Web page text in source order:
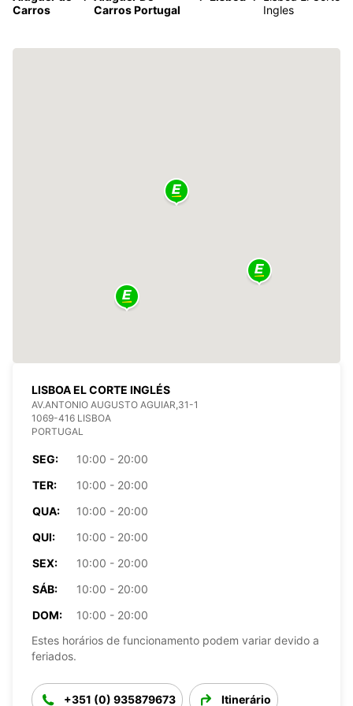
Carros
Carros Portugal
Ingles
LISBOA EL CORTE INGLÉS
AV.ANTONIO AUGUSTO AGUIAR,31-1
1069-416 LISBOA
PORTUGAL
SEG:
10:00 - 20:00
TER:
10:00 - 20:00
QUA:
10:00 - 20:00
QUI:
10:00 - 20:00
SEX:
10:00 - 20:00
SÁB:
10:00 - 20:00
DOM:
10:00 - 20:00
Estes horários de funcionamento podem variar devido a
feriados.
+351 (0) 935879673 Itinerário